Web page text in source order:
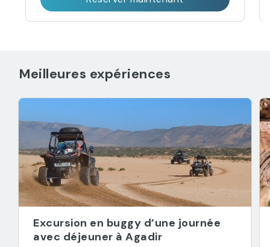
Meilleures expériences
Excursion en buggy d’une journée
avec déjeuner à Agadir